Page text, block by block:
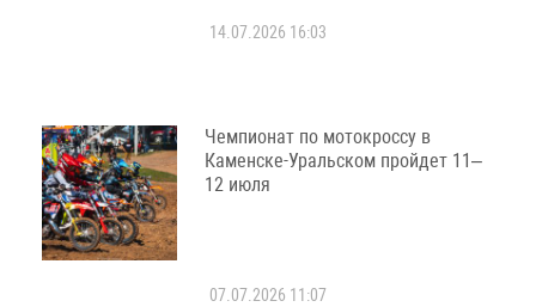
14.07.2026 16:03
Чемпионат по мотокроссу в
Каменске-Уральском пройдет 11–
12 июля
07.07.2026 11:07